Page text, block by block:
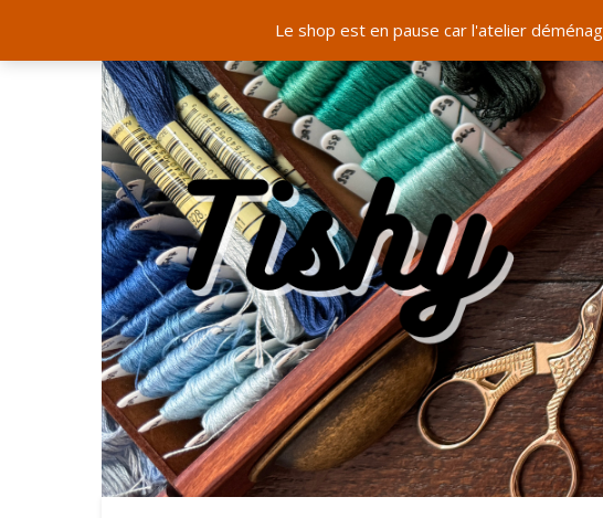
Le shop est en pause car l'atelier